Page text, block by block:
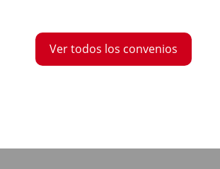
Ver todos los convenios